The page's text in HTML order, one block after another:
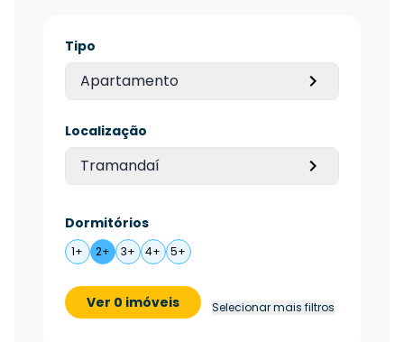
Tipo
Apartamento
Localização
Tramandaí
Dormitórios
1+ 2+ 3+ 4+ 5+
Ver 0 imóveis Selecionar mais filtros